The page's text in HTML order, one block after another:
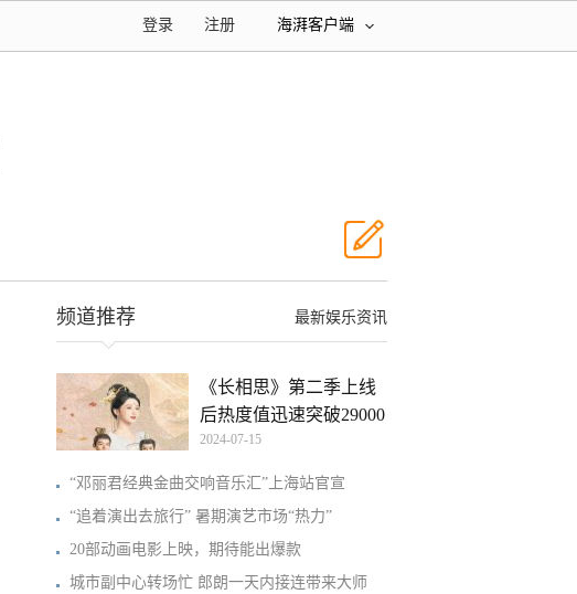
海湃客户端
注册
登录
最新娱乐资讯
频道推荐
《长相思》第二季上线
后热度值迅速突破29000
2024-07-15
“邓丽君经典金曲交响音乐汇”上海站官宣
“追着演出去旅行” 暑期演艺市场“热力”
20部动画电影上映，期待能出爆款
城市副中心转场忙 郎朗一天内接连带来大师